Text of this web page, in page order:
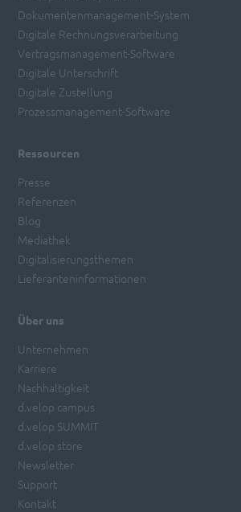
Dokumentenmanagement-System
Digitale Rechnungsverarbeitung
Vertragsmanagement-Software
Digitale Unterschrift
Digitale Zustellung
Prozessmanagement-Software
Ressourcen
Presse
Referenzen
Blog
Mediathek
Digitalisierungsthemen
Lieferanteninformationen
Über uns
Unternehmen
Karriere
Nachhaltigkeit
d.velop campus
d.velop SUMMIT
d.velop store
Newsletter
Support
Kontakt